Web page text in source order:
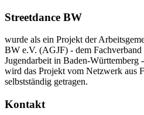
Streetdance BW
wurde als ein Projekt der
BW e.V. (AGJF) - dem
Jugendarbeit in Baden-Württemberg
wird das Projekt vom Netzwerk aus
selbstständig getragen.
Kontakt